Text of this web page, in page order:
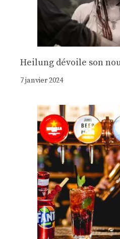
Heilung dévoile son
7 janvier 2024